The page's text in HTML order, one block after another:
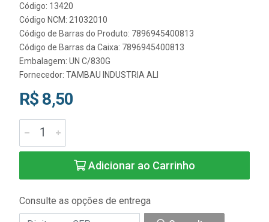
Código: 13420
Código NCM: 21032010
Código de Barras do Produto: 7896945400813
Código de Barras da Caixa: 7896945400813
Embalagem: UN C/830G
Fornecedor: TAMBAU INDUSTRIA ALI
R$ 8,50
Adicionar ao Carrinho
Consulte as opções de entrega